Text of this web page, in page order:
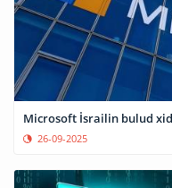
Microsoft İsrailin bulud
26-09-2025